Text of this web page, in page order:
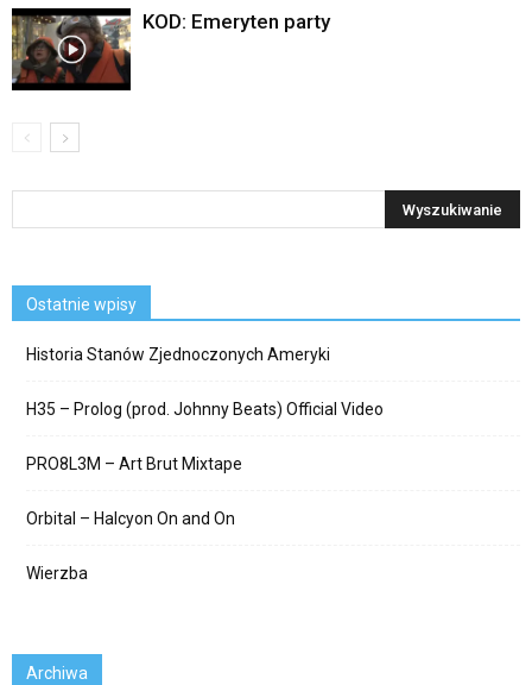
KOD: Emeryten party
Ostatnie wpisy
Historia Stanów Zjednoczonych Ameryki
H35 – Prolog (prod. Johnny Beats) Official Video
PRO8L3M – Art Brut Mixtape
Orbital – Halcyon On and On
Wierzba
Archiwa